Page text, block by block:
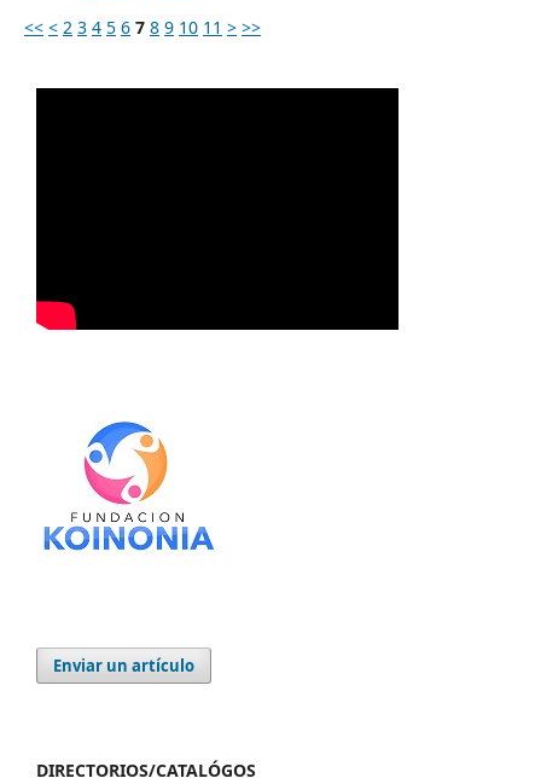
<< < 2 3 4 5 6 7 8 9 10 11 > >>
Enviar un artículo
DIRECTORIOS/CATALÓGOS